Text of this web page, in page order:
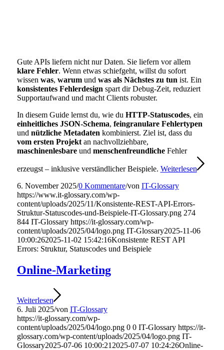
Gute APIs liefern nicht nur Daten. Sie liefern vor allem
klare Fehler. Wenn etwas schiefgeht, willst du sofort
wissen was, warumund was als Nächstes zu tun ist. Ein
konsistentes Fehlerdesign spart dir Debug-Zeit, reduziert
Supportaufwand und macht Clients robuster.
In diesem Guide lernst du, wie du HTTP-Statuscodes, ein
einheitliches JSON-Schema, feingranulare Fehlertypen
und nützliche Metadaten kombinierst. Ziel ist, dass du
vom ersten Projektan nachvollziehbare,
maschinenlesbareund menschenfreundlicheFehler
erzeugst – inklusive verständlicher Beispiele. Weiterlesen
6. November 2025/0 Kommentare/von IT-Glossary
https://www.it-glossary.com/wp-
content/uploads/2025/11/Konsistente-REST-API-Errors-
Struktur-Statuscodes-und-Beispiele-IT-Glossary.png 274
844 IT-Glossary https://it-glossary.com/wp-
content/uploads/2025/04/logo.png IT-Glossary2025-11-06
10:00:262025-11-02 15:42:16Konsistente REST API
Errors: Struktur, Statuscodes und Beispiele
Online-Marketing
Weiterlesen
6. Juli 2025/von IT-Glossary
https://it-glossary.com/wp-
content/uploads/2025/04/logo.png 0 0 IT-Glossary https://it-
glossary.com/wp-content/uploads/2025/04/logo.png IT-
Glossary2025-07-06 10:00:21 2025-07-07 10:24:26Online-